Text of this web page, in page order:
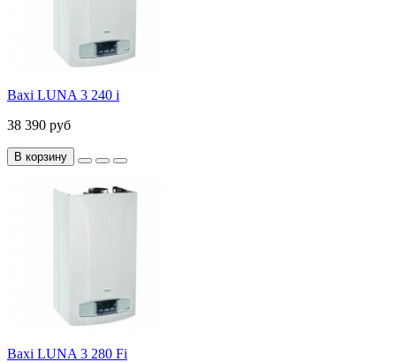
Baxi LUNA 3 240 i
38 390 руб
В корзину
Baxi LUNA 3 280 Fi